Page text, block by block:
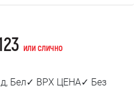
или слично
Бел✓ ВРХ ЦЕНА✓ Без